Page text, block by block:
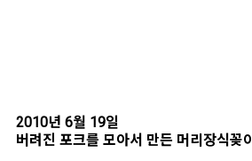
2010년 6월 19일
버려진 포크를 모아서 만든 머리장식꽂이